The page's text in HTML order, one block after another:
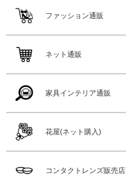
ファッション通販
ネット通販
家具インテリア通販
花屋(ネット購入)
コンタクトレンズ販売店